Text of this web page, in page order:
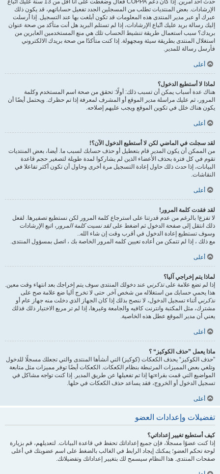
حدث أحد أمرين. إذا كان دعم COPPA فعال وضغطت على أنا أقل من 13 سنة عليك اتّباع
الإرشادات. بعض المنتديات تطلب من المسجلين الجدد تفعيل حساباتهم، قد يكون ذلك
عبرك أو عبر مدير المنتدى هذه المعلومات قد تكون أبلغت بها عند التسجيل. إذا أرسلت
إليك رسالة بريد عليك اتّباع الإرشادات، إذا لم تستلم البريد هل أنت متأكد من صحة عنوان
بريدك؟ سبب استعمال طريقة تنشيط الحساب تلك هي منع المستخدمين العابرين من
استغلال المنتدى بطريقة سيئة ومجهولة. إذا كنت متأكدًا من صحة بريدك الالكتروني
فأرسل رسالة للمدير.
أعلى
لماذا لا أستطيع الدخول؟
هناك عدة أسباب يمكن أن تسبب ذلك: أولًا: تحقق من صحة اسم المستخدم وكلمة
المرور، ثم عليك مراسلة مدير الموقع أو المشرف لمعرفة إذا تم حظرك. ويحتمل أيضًا أن
يكون هناك خلل في تكوين الموقع ويجب عليهم إصلاحه.
أعلى
لقد سجلت في الماضي لكن لا أستطيع الدخول الآن؟!
من الممكن أن يكون المدير قام بتعطيل أو حذف حسابك لسبب ما. أيضا، بعض المنتديات
تقوم في كل فترة بحذف الأعضاء الذين لم يشاركوا لمدة طويلة لتصغير حجم قاعدة
البيانات، إذا حدث ذلك حاول إعادة التسجيل مرة أخرى وحاول أن تكون أكثر تفاعلا في
النقاشات.
أعلى
لقد فقدت كلمة المرور!
لا تفزع! بالرغم من عدم قدرتنا على استرجاع كلمة المرور لكن نستطيع تصفيرها. لفعل
ذلك انتقل إلى صفحة الدخول ثم اضغط علىلقد نسيت كلمة المرور ، اتبع الإرشادات
وسوف تستطيع إعادة الدخول في أقرب وقت إن شاء الله..
مع ذلك ، إذا لم تتمكن من أعاده تعيين كلمه المرور الخاصة بك ، اتصل بمسؤول المنتدى.
أعلى
لماذا يتم إخراجي آليا؟
إذا لم تضع علامة علىتذكرني عند دخولك المنتدى سوف يتم إخراجك بعد انتهاء وقت معين.
هذا يحمي حسابك من استغلاله من شخص آخر. حتى لا تخرج آليا ضع علامة صح على
تذكرني أثناء تسجيل الدخول، لا ننصح بذلك إذا كان الجهاز الذي دخلت منه جهاز عام أو
مشترك، مثل المكتبة وانترنت كافيه والجامعة وغيرها، إذا لم تر مربع الاختيار ذلك فذلك
يعني أن مدير الموقع عطل هذه الخاصية.
أعلى
ماذا يعمل ”حذف الكوكيز“ ؟
”حذف الكوكيز“ يحذف الكعكات (كوكيز) التي أنشأها المنتدى والتي تجعلك مسجلًا للدخول
وتلغي بعض المميزات المرتبطة بنظام الكعكات. الكعكات أيضًا توفر مميزات مثل متابعة
المواضيع التي قمت بقراءتها إذا تم تفعيلها عن طريق المدير. إذا كنت تواجه مشاكل في
تسجيل الدخول أو الخروج، فقد يساعد حذف الكعكات في حلها.
أعلى
تفضيلات وإعدادات العضو
كيف أستطيع تغيير إعداداتي؟
إذا كنت عضوًا مسجلًا، فإن جميع إعداداتك تحفظ في قاعدة البيانات. لتعديلهم، قم بزيارة
لوحة تحكم العضو؛ يمكنك إيجاد الرابط في الغالب بالضغط على اسم عضويتك في أعلى
صفحات المنتدى. هذا النظام سيسمح لك بتغيير إعداداتك وتفضيلاتك.